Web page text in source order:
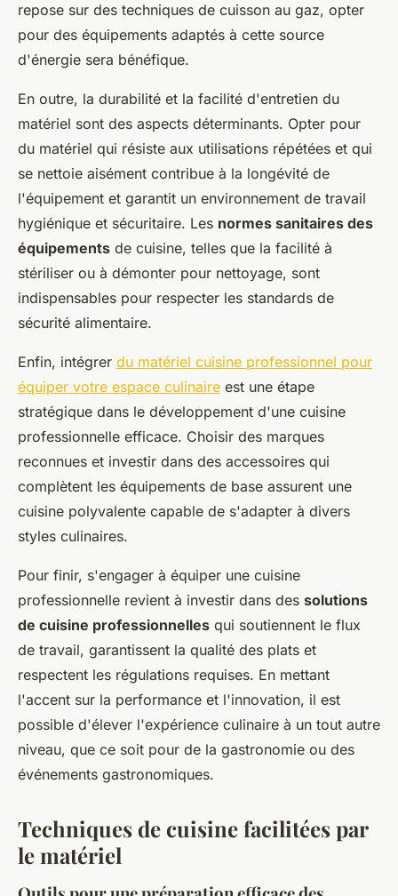
repose sur des techniques de cuisson au gaz, opter
pour des équipements adaptés à cette source
d'énergie sera bénéfique.
En outre, la durabilité et la facilité d'entretien du
matériel sont des aspects déterminants. Opter pour
du matériel qui résiste aux utilisations répétées et qui
se nettoie aisément contribue à la longévité de
l'équipement et garantit un environnement de travail
hygiénique et sécuritaire. Les normes sanitaires des
équipements de cuisine, telles que la facilité à
stériliser ou à démonter pour nettoyage, sont
indispensables pour respecter les standards de
sécurité alimentaire.
Enfin, intégrer du matériel cuisine professionnel pour
équiper votre espace culinaire est une étape
stratégique dans le développement d'une cuisine
professionnelle efficace. Choisir des marques
reconnues et investir dans des accessoires qui
complètent les équipements de base assurent une
cuisine polyvalente capable de s'adapter à divers
styles culinaires.
Pour finir, s'engager à équiper une cuisine
professionnelle revient à investir dans des solutions
de cuisine professionnelles qui soutiennent le flux
de travail, garantissent la qualité des plats et
respectent les régulations requises. En mettant
l'accent sur la performance et l'innovation, il est
possible d'élever l'expérience culinaire à un tout autre
niveau, que ce soit pour de la gastronomie ou des
événements gastronomiques.
Techniques de cuisine facilitées par
le matériel